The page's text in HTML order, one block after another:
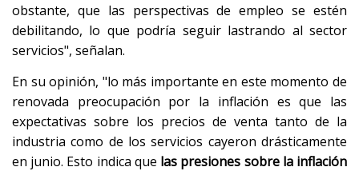
obstante, que las perspectivas de empleo se estén
debilitando, lo que podría seguir lastrando al sector
servicios", señalan.
En su opinión, "lo más importante en este momento de
renovada preocupación por la inflación es que las
expectativas sobre los precios de venta tanto de la
industria como de los servicios cayeron drásticamente
en junio. Esto indica que las presiones sobre la inflación